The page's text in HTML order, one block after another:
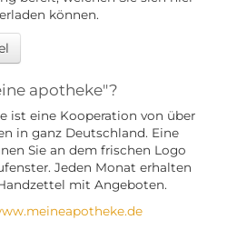
können.
apotheke"?
ist eine Kooperation von über
in ganz Deutschland. Eine
Sie an dem frischen Logo
Jeden Monat erhalten
mit Angeboten.